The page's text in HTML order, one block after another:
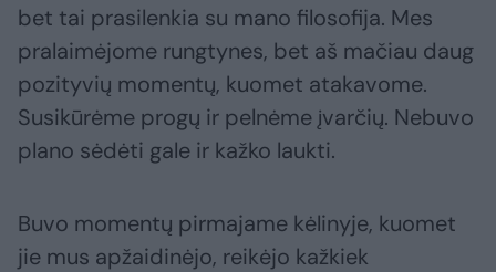
bet tai prasilenkia su mano filosofija. Mes
pralaimėjome rungtynes, bet aš mačiau daug
pozityvių momentų, kuomet atakavome.
Susikūrėme progų ir pelnėme įvarčių. Nebuvo
plano sėdėti gale ir kažko laukti.
Buvo momentų pirmajame kėlinyje, kuomet
jie mus apžaidinėjo, reikėjo kažkiek